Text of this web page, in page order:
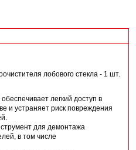
лобового стекла - 1 шт.
легкий доступ в
и устраняет риск повреждения
для демонтажа
в том числе